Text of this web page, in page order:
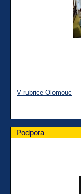
V rubrice Olomouc
Podpora